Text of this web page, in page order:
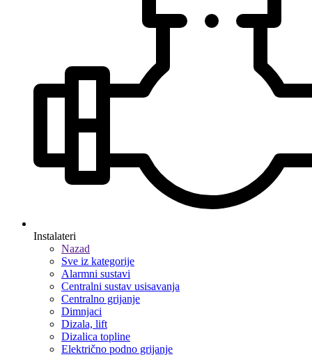
Instalateri
Nazad
Sve iz kategorije
Alarmni sustavi
Centralni sustav usisavanja
Centralno grijanje
Dimnjaci
Dizala, lift
Dizalica topline
Električno podno grijanje